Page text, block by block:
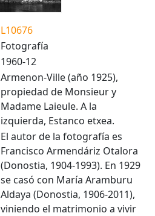
L10676
Fotografía
1960-12
Armenon-Ville (año 1925),
propiedad de Monsieur y
Madame Laieule. A la
izquierda, Estanco etxea.
El autor de la fotografía es
Francisco Armendáriz Otalora
(Donostia, 1904-1993). En 1929
se casó con María Aramburu
Aldaya (Donostia, 1906-2011),
viniendo el matrimonio a vivir